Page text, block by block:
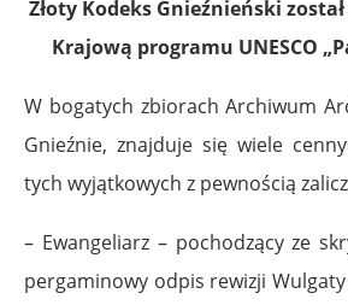
Złoty Kodeks Gnieźnieński
Krajową programu UNESCO
W bogatych zbiorach Archiwum
Gnieźnie, znajduje się wiele
tych wyjątkowych z pewnością
– Ewangeliarz – pochodzący ze
pergaminowy odpis rewizji